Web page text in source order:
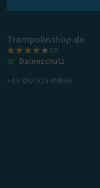
Trampolinshop.de
(27)
Datenschutz
+49 392 925 99866